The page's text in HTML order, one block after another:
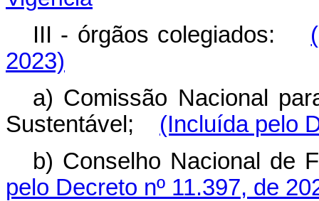
III - órgãos colegiados:
2023)
a) Comissão Nacional
Sustentável; (Incluída pelo
b) Conselho Nacional
pelo Decreto nº 11.397, de